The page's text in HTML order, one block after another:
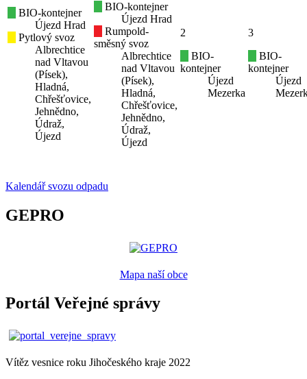
BIO-kontejner
Újezd Hrad
Pytlový svoz
Albrechtice
nad Vltavou
(Písek),
Hladná,
Chřešťovice,
Jehnědno,
Údraž,
Újezd
BIO-kontejner
Újezd Hrad
Rumpold-
směsný svoz
Albrechtice
nad Vltavou
(Písek),
Hladná,
Chřešťovice,
Jehnědno,
Údraž,
Újezd
2
BIO-
kontejner
Újezd
Mezerka
3
BIO-
kontejner
Újezd
Kalendář svozu odpadu
GEPRO
Mapa naší obce
Portál Veřejné správy
Vítěz vesnice roku Jihočeského kraje 2022